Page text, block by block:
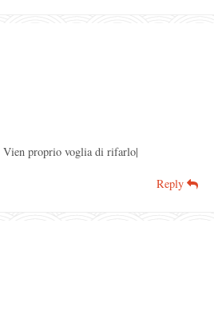
proprio voglia di rifarlo|
Reply